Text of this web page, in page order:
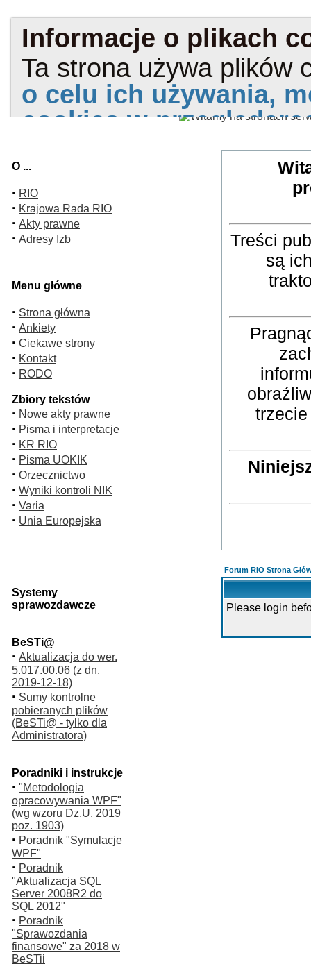
O ...
· RIO
· Krajowa Rada RIO
· Akty prawne
· Adresy Izb
Menu główne
· Strona główna
· Ankiety
· Ciekawe strony
· Kontakt
· RODO
Zbiory tekstów
· Nowe akty prawne
· Pisma i interpretacje
· KR RIO
· Pisma UOKIK
· Orzecznictwo
· Wyniki kontroli NIK
· Varia
· Unia Europejska
Systemy
sprawozdawcze
BeSTi@
· Aktualizacja do wer.
5.017.00.06 (z dn.
2019-12-18)
· Sumy kontrolne
pobieranych plików
(BeSTi@ - tylko dla
Administratora)
Poradniki i instrukcje
· "Metodologia
opracowywania WPF"
(wg wzoru Dz.U. 2019
poz. 1903)
· Poradnik "Symulacje
WPF"
· Poradnik
"Aktualizacja SQL
Server 2008R2 do
SQL 2012"
· Poradnik
"Sprawozdania
finansowe" za 2018 w
BeSTii
Treści
są
Forum RIO Strona
Please login